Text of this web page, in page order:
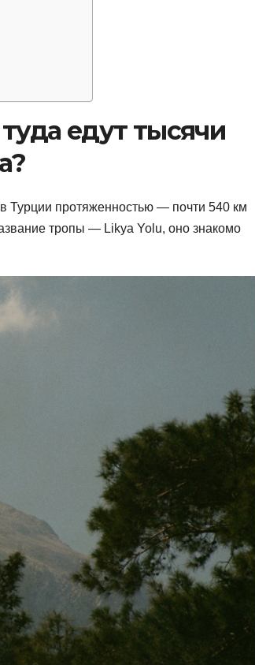
едут тысячи
Турции протяженностью — почти 540 км
тропы — Likya Yolu, оно знакомо